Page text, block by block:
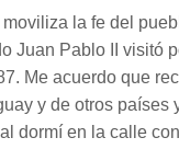
la fe del
Juan Pablo II visitó
Me acuerdo que
y de otros países
dormí en la calle